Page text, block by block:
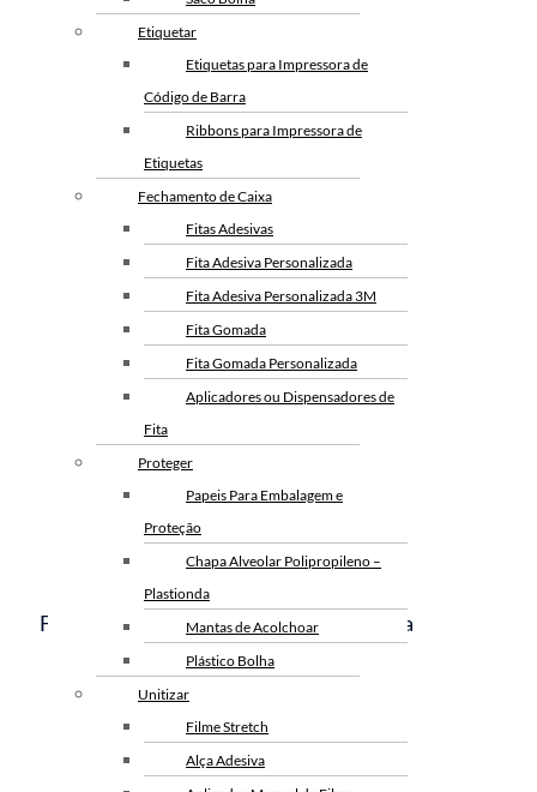
Etiquetar
Etiquetas para Impressora de
Código de Barra
Ribbons para Impressora de
Etiquetas
Fechamento de Caixa
Fitas Adesivas
Fita Adesiva Personalizada
Fita Adesiva Personalizada 3M
Fita Gomada
Fita Gomada Personalizada
Aplicadores ou Dispensadores de
Fita
Proteger
Papeis Para Embalagem e
Proteção
Chapa Alveolar Polipropileno –
Plastionda
Mantas de Acolchoar
Plástico Bolha
Unitizar
Filme Stretch
Alça Adesiva
Personalizada
Aplicador de Fita
Adesiva
Fechamento De Caixa Com Fita Gomada